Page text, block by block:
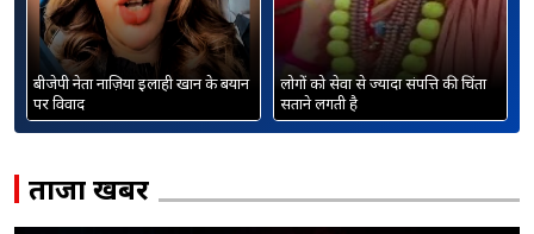
बीजेपी नेता नाज़िया इलाही खान के बयान
पर विवाद
लोगों को सेवा से ज्यादा संपत्ति की चिंता
सताने लगती है
ताजा खबरें